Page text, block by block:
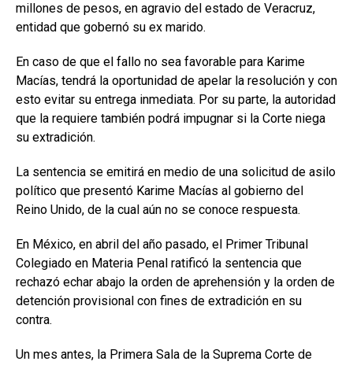
millones de pesos, en agravio del estado de Veracruz,
entidad que gobernó su ex marido.
En caso de que el fallo no sea favorable para Karime
Macías, tendrá la oportunidad de apelar la resolución y con
esto evitar su entrega inmediata. Por su parte, la autoridad
que la requiere también podrá impugnar si la Corte niega
su extradición.
La sentencia se emitirá en medio de una solicitud de asilo
político que presentó Karime Macías al gobierno del
Reino Unido, de la cual aún no se conoce respuesta.
En México, en abril del año pasado, el Primer Tribunal
Colegiado en Materia Penal ratificó la sentencia que
rechazó echar abajo la orden de aprehensión y la orden de
detención provisional con fines de extradición en su
contra.
Un mes antes, la Primera Sala de la Suprema Corte de